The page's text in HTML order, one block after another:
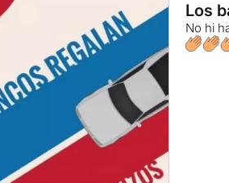
Los
No hi